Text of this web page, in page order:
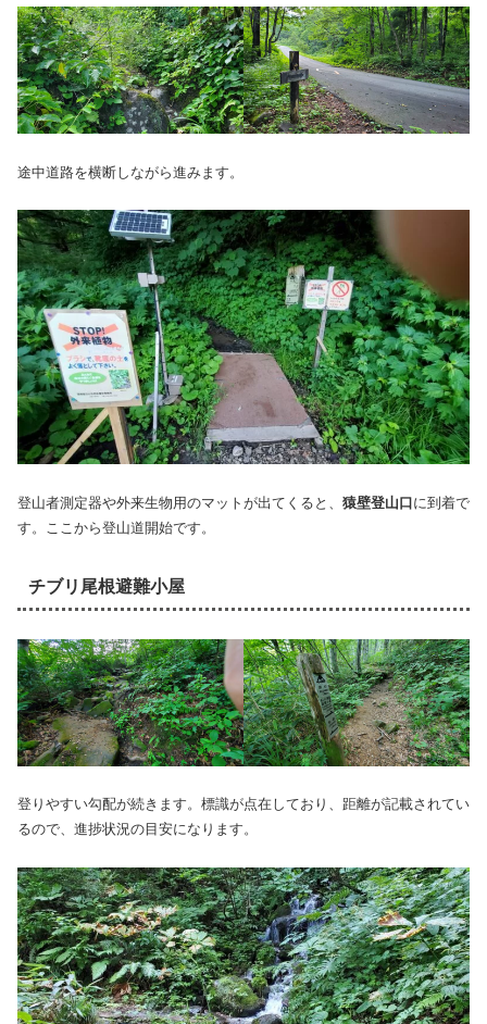
途中道路を横断しながら進みます。
登山者測定器や外来生物用のマットが出てくると、 猿壁登山口に到着で
す。ここから登山道開始です。
チブリ尾根避難小屋
登りやすい勾配が続きます。標識が点在しており、距離が記載されてい
るので、進捗状況の目安になります。